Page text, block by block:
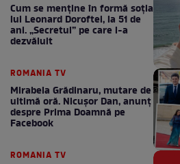
Cum se menţine în formă soţia
lui Leonard Doroftei, la 51 de
ani. „Secretul” pe care l-a
dezvăluit
ROMANIA TV
Mirabela Grădinaru, mutare de
ultimă oră. Nicuşor Dan, anunţ
despre Prima Doamnă pe
Facebook
ROMANIA TV